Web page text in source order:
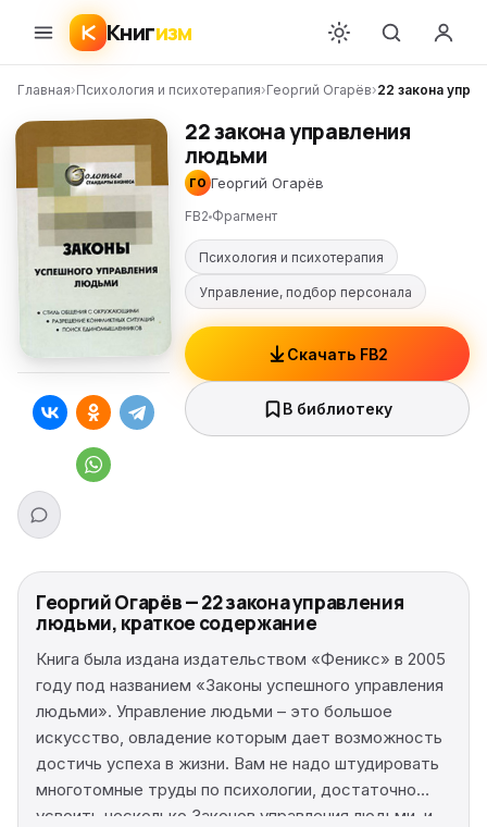
Книгизм
Главная›Психология и психотерапия›Георгий Огарёв›22 закона
22 закона управления
людьми
ГО Георгий Огарёв
FB2 Фрагмент
Психология и психотерапия
Управление, подбор персонала
Скачать FB2
В библиотеку
Георгий Огарёв — 22 закона управления
людьми, краткое содержание
Книга была издана издательством «Феникс» в 2005
году под названием «Законы успешного управления
людьми». Управление людьми – это большое
искусство, овладение которым дает возможность
достичь успеха в жизни. Вам не надо штудировать
многотомные труды по психологии, достаточно
усвоить несколько Законов управления людьми, и